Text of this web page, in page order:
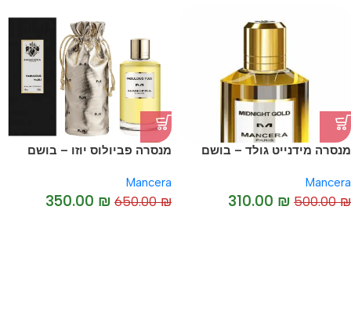
מנסרה מידנייט גולד – בושם
Midnight Gold
Mancera
500.00₪
310.00 ₪
-46%
מנסרה פביולוס יוזו – בושם
Fabulous Yuzu
Mancera
650.00₪
350.00 ₪